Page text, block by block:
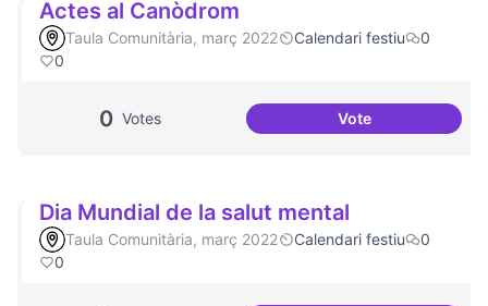
Actes al Canòdrom
Taula Comunitària, març 2022 Calendari festiu
0
0
0 Votes VoteActes al
Dia Mundial de la salut mental
Taula Comunitària, març 2022 Calendari festiu
0
0